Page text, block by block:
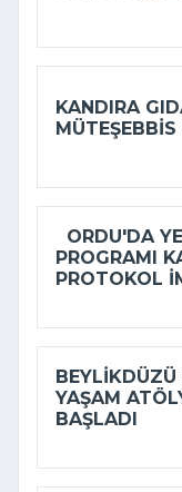
KANDIRA
ORDU'DA
PROGRAMI
PROTOKOL
YAŞAM
BAŞLADI